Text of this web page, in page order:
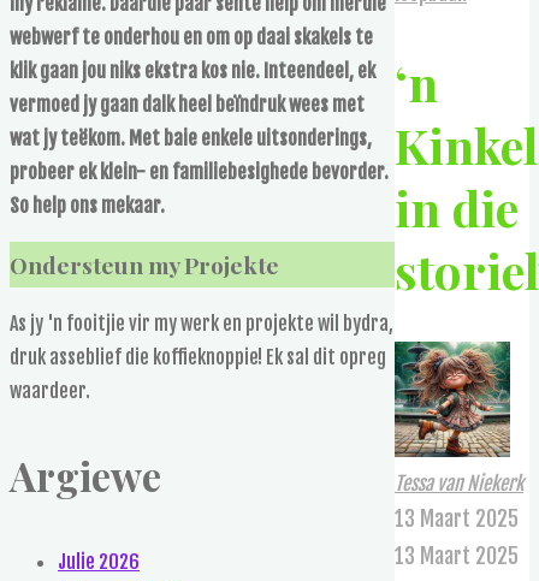
‘n
Kinkel
in die
Tessa van Niekerk
13 Maart 2025
13 Maart 2025
webwerf te onderhou en om op daai skakels te
klik gaan jou niks ekstra kos nie. Inteendeel, ek
vermoed jy gaan dalk heel beïndruk wees met
wat jy teëkom. Met baie enkele uitsonderings,
probeer ek klein- en familiebesighede bevorder.
So help ons mekaar.
Ondersteun my Projekte
As jy 'n fooitjie vir my werk en projekte wil bydra,
druk asseblief die koffieknoppie! Ek sal dit opreg
waardeer.
Argiewe
Julie 2026